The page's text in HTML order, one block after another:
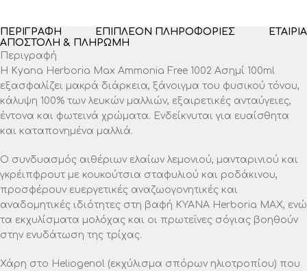
ΠΕΡΙΓΡΑΦΉ ΕΠΙΠΛΈΟΝ ΠΛΗΡΟΦΟΡΊΕΣ
ΕΤΑΙΡΊΑ
ΑΠΟΣΤΟΛΉ & ΠΛΗΡΩΜΉ
Περιγραφή
Η Kyana Herboria Max Ammonia Free 1002 Ασημί 100ml
εξασφαλίζει μακρά διάρκεια, ξάνοιγμα του φυσικού τόνου,
κάλυψη 100% των λευκών μαλλιών, εξαιρετικές ανταύγειες,
έντονα και φωτεινά χρώματα. Ενδείκνυται για ευαίσθητα
και καταπονημένα μαλλιά.
O συνδυασμός αιθέριων ελαίων λεμονιού, μανταρινιού και
γκρέιπφρουτ με κουκούτσια σταφυλιού και ροδάκινου,
προσφέρουν ευεργετικές αναζωογονητικές και
αναδομητικές ιδιότητες στη βαφή ΚΥΑΝΑ Herboria MAX, ενώ
τα εκχυλίσματα μολόχας και οι πρωτεΐνες σόγιας βοηθούν
στην ενυδάτωση της τρίχας.
Χάρη στο Heliogenol (εκχύλισμα σπόρων ηλιοτροπίου) που